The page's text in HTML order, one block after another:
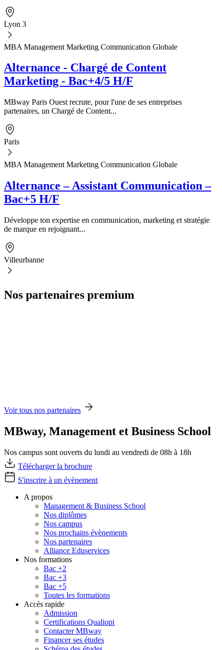
Lyon 3
MBA Management Marketing Communication Globale
Alternance - Chargé de Content
Marketing - Bac+4/5 H/F
MBway Paris Ouest recrute, pour l'une de ses entreprises
partenaires, un Chargé de Content...
Paris
MBA Management Marketing Communication Globale
Alternance – Assistant Communication –
Bac+5 H/F
Développe ton expertise en communication, marketing et stratégie
de marque en rejoignant...
Villeurbanne
Nos partenaires premium
Voir tous nos partenaires
MBway, Management et Business School
Nos campus sont ouverts du lundi au vendredi de 08h à 18h
Télécharger la brochure
S'inscrire à un évènement
A propos
Management & Business School
Nos diplômes
Nos campus
Nos prochains évènements
Nos partenaires
Alliance Eduservices
Nos formations
Bac +2
Bac +3
Bac +5
Toutes les formations
Accès rapide
Admission
Certifications Qualiopi
Contacter MBway
Financer ses études